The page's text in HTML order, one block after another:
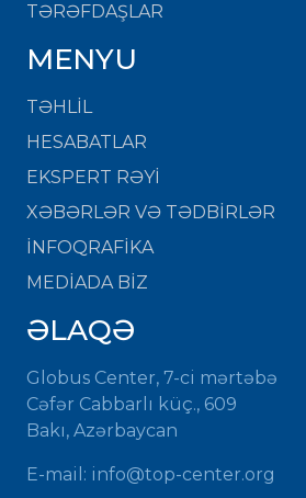
TƏRƏFDAŞLAR
MENYU
TƏHLİL
HESABATLAR
EKSPERT RƏYİ
XƏBƏRLƏR VƏ TƏDBİRLƏR
İNFOQRAFİKA
MEDİADA BİZ
ƏLAQƏ
Globus Center, 7-ci mərtəbə
Cəfər Cabbarlı küç., 609
Bakı, Azərbaycan
E-mail: info@top-center.org